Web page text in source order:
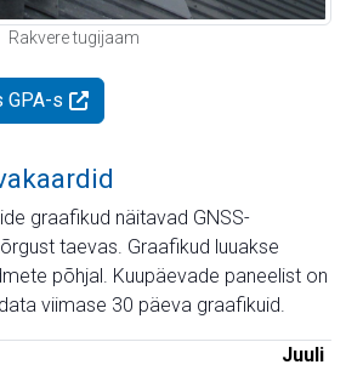
Rakvere tugijaam
GPA-s
graafikud näitavad GNSS-
taevas. Graafikud luuakse
põhjal. Kuupäevade paneelist on
viimase 30 päeva graafikuid.
Juuli